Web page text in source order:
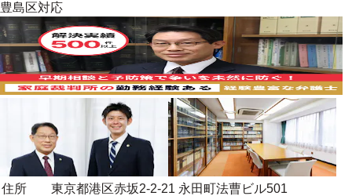
豊島区対応
住所
東京都港区赤坂2-2-21 永田町法曹ビル501